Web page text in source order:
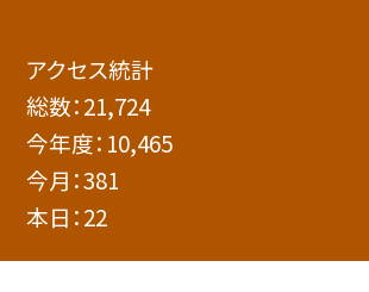
アクセス統計
総数：21,724
今年度： 10,465
今月：381
本日：22